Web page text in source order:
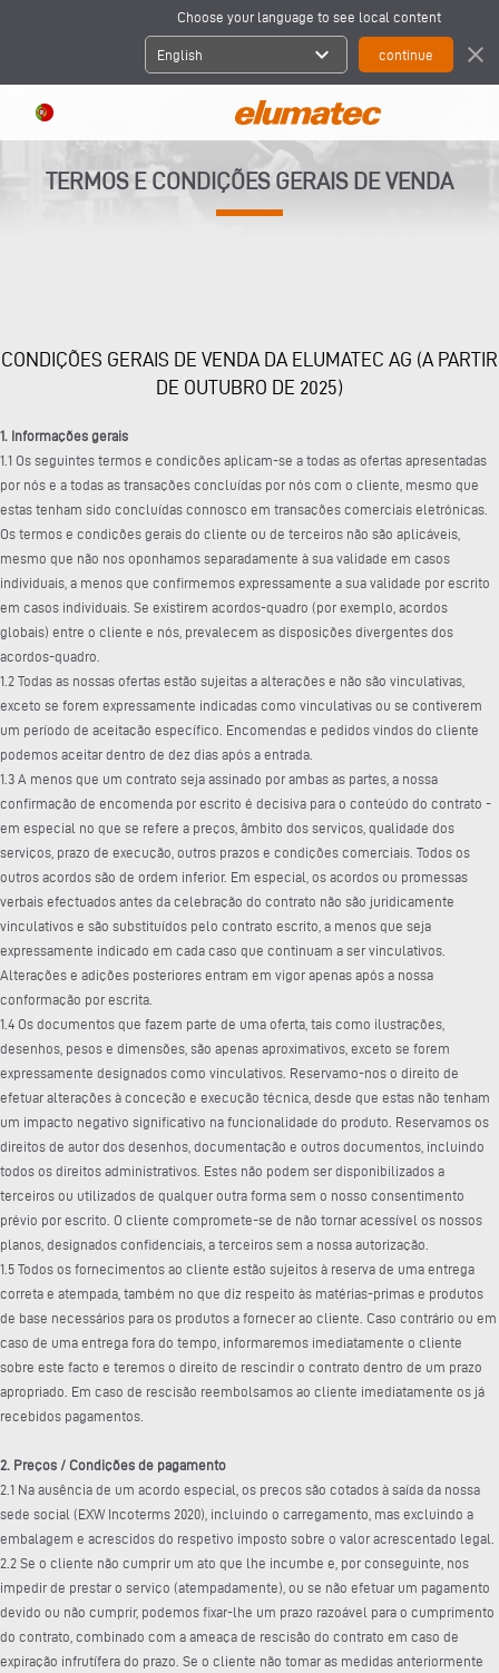
Choose your language to see local content
English expand_more close
TERMOS E CONDIÇÕES GERAIS DE VENDA
CONDIÇÕES GERAIS DE VENDA DA ELUMATEC AG (A PARTIR
DE OUTUBRO DE 2025)
1. Informações gerais
1.1 Os seguintes termos e condições aplicam-se a todas as ofertas apresentadas
por nós e a todas as transações concluídas por nós com o cliente, mesmo que
estas tenham sido concluídas connosco em transações comerciais eletrónicas.
Os termos e condições gerais do cliente ou de terceiros não são aplicáveis,
mesmo que não nos oponhamos separadamente à sua validade em casos
individuais, a menos que confirmemos expressamente a sua validade por escrito
em casos individuais. Se existirem acordos-quadro (por exemplo, acordos
globais) entre o cliente e nós, prevalecem as disposições divergentes dos
acordos-quadro.
1.2 Todas as nossas ofertas estão sujeitas a alterações e não são vinculativas,
exceto se forem expressamente indicadas como vinculativas ou se contiverem
um período de aceitação específico. Encomendas e pedidos vindos do cliente
podemos aceitar dentro de dez dias após a entrada.
1.3 A menos que um contrato seja assinado por ambas as partes, a nossa
confirmação de encomenda por escrito é decisiva para o conteúdo do contrato -
em especial no que se refere a preços, âmbito dos serviços, qualidade dos
serviços, prazo de execução, outros prazos e condições comerciais. Todos os
outros acordos são de ordem inferior. Em especial, os acordos ou promessas
verbais efectuados antes da celebração do contrato não são juridicamente
vinculativos e são substituídos pelo contrato escrito, a menos que seja
expressamente indicado em cada caso que continuam a ser vinculativos.
Alterações e adições posteriores entram em vigor apenas após a nossa
conformação por escrita.
1.4 Os documentos que fazem parte de uma oferta, tais como ilustrações,
desenhos, pesos e dimensões, são apenas aproximativos, exceto se forem
expressamente designados como vinculativos. Reservamo-nos o direito de
efetuar alterações à conceção e execução técnica, desde que estas não tenham
um impacto negativo significativo na funcionalidade do produto. Reservamos os
direitos de autor dos desenhos, documentação e outros documentos, incluindo
todos os direitos administrativos. Estes não podem ser disponibilizados a
terceiros ou utilizados de qualquer outra forma sem o nosso consentimento
prévio por escrito. O cliente compromete-se de não tornar acessível os nossos
planos, designados confidenciais, a terceiros sem a nossa autorização.
1.5 Todos os fornecimentos ao cliente estão sujeitos à reserva de uma entrega
correta e atempada, também no que diz respeito às matérias-primas e produtos
de base necessários para os produtos a fornecer ao cliente. Caso contrário ou em
caso de uma entrega fora do tempo, informaremos imediatamente o cliente
sobre este facto e teremos o direito de rescindir o contrato dentro de um prazo
apropriado. Em caso de rescisão reembolsamos ao cliente imediatamente os já
recebidos pagamentos.
2. Preços / Condições de pagamento
2.1 Na ausência de um acordo especial, os preços são cotados à saída da nossa
sede social (EXW Incoterms 2020), incluindo o carregamento, mas excluindo a
embalagem e acrescidos do respetivo imposto sobre o valor acrescentado legal.
2.2 Se o cliente não cumprir um ato que lhe incumbe e, por conseguinte, nos
impedir de prestar o serviço (atempadamente), ou se não efetuar um pagamento
devido ou não cumprir, podemos fixar-lhe um prazo razoável para o cumprimento
do contrato, combinado com a ameaça de rescisão do contrato em caso de
expiração infrutífera do prazo. Se o cliente não tomar as medidas anteriormente